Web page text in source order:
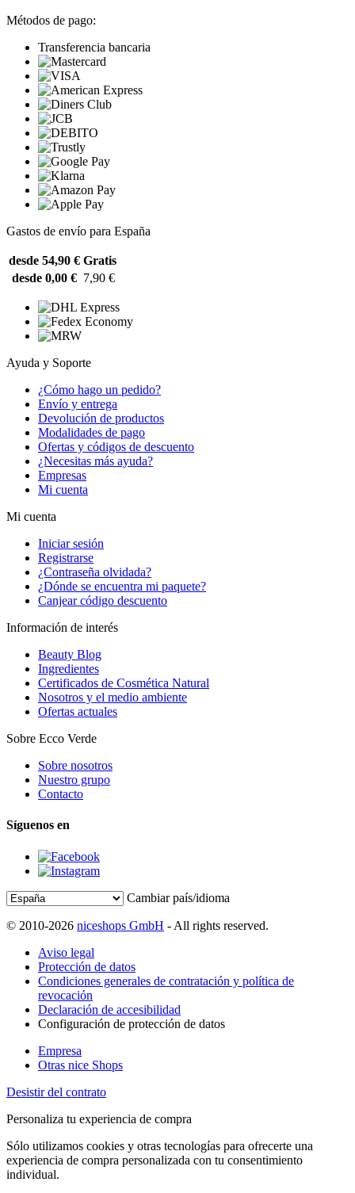
Métodos de pago:
Transferencia bancaria
Gastos de envío para España
desde 54,90 € Gratis
desde 0,00 € 7,90 €
Ayuda y Soporte
¿Cómo hago un pedido?
Envío y entrega
Devolución de productos
Modalidades de pago
Ofertas y códigos de descuento
¿Necesitas más ayuda?
Empresas
Mi cuenta
Mi cuenta
Iniciar sesión
Registrarse
¿Contraseña olvidada?
¿Dónde se encuentra mi paquete?
Canjear código descuento
Información de interés
Beauty Blog
Ingredientes
Certificados de Cosmética Natural
Nosotros y el medio ambiente
Ofertas actuales
Sobre Ecco Verde
Sobre nosotros
Nuestro grupo
Contacto
Síguenos en
Cambiar país/idioma
© 2010-2026 niceshops GmbH - All rights reserved.
Aviso legal
Protección de datos
Condiciones generales de contratación y política de
revocación
Declaración de accesibilidad
Configuración de protección de datos
Empresa
Otras nice Shops
Desistir del contrato
Personaliza tu experiencia de compra
Sólo utilizamos cookies y otras tecnologías para ofrecerte una
experiencia de compra personalizada con tu consentimiento
individual.